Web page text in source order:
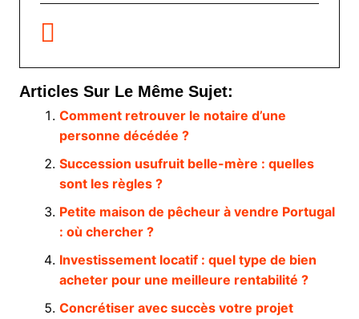
Articles Sur Le Même Sujet:
Comment retrouver le notaire d’une
personne décédée ?
Succession usufruit belle-mère : quelles
sont les règles ?
Petite maison de pêcheur à vendre Portugal
: où chercher ?
Investissement locatif : quel type de bien
acheter pour une meilleure rentabilité ?
Concrétiser avec succès votre projet